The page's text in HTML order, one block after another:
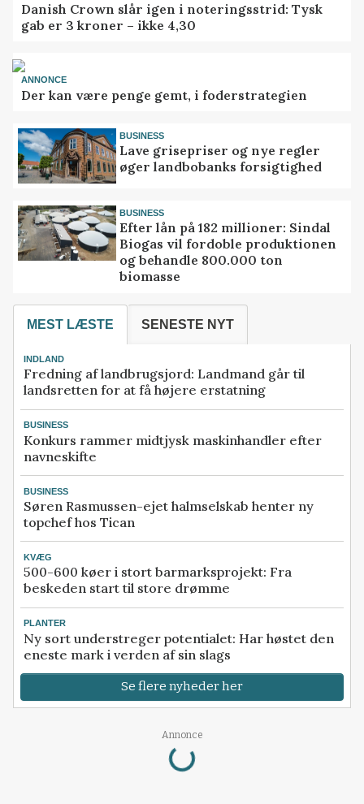
Danish Crown slår igen i noteringsstrid: Tysk
gab er 3 kroner – ikke 4,30
ANNONCE
Der kan være penge gemt, i foderstrategien
BUSINESS
Lave grisepriser og nye regler
øger landbobanks forsigtighed
BUSINESS
Efter lån på 182 millioner: Sindal
Biogas vil fordoble produktionen
og behandle 800.000 ton
biomasse
MEST LÆSTE SENESTE NYT
INDLAND
Fredning af landbrugsjord: Landmand går til
landsretten for at få højere erstatning
BUSINESS
Konkurs rammer midtjysk maskinhandler efter
navneskifte
BUSINESS
Søren Rasmussen-ejet halmselskab henter ny
topchef hos Tican
KVÆG
500-600 køer i stort barmarksprojekt: Fra
beskeden start til store drømme
PLANTER
Ny sort understreger potentialet: Har høstet den
eneste mark i verden af sin slags
Se flere nyheder her
Annonce
Loading...